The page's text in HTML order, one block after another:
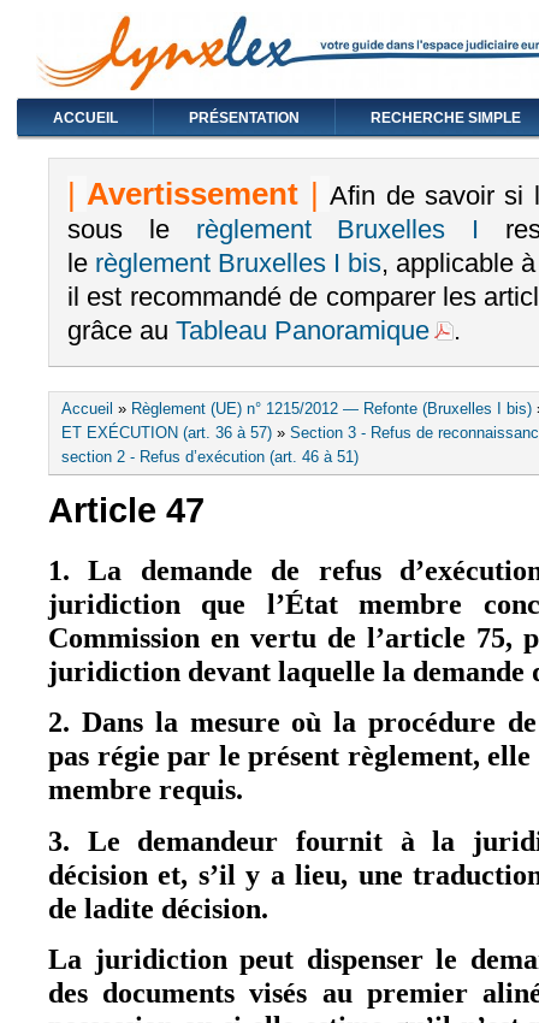
ACCUEIL PRÉSENTATION RECHERCHE SIMPLE
|Avertissement | Afin de savoir si
sous le règlement Bruxelles I
le règlement Bruxelles I bis, applicable
il est recommandé de comparer les
grâce au Tableau Panoramique .
Vous êtes ici
Accueil » Règlement (UE) n° 1215/2012 — Refonte (Bruxelles I bis)
ET EXÉCUTION (art. 36 à 57) » Section 3 - Refus de
section 2 - Refus d’exécution (art. 46 à 51)
Article 47
1. La demande de refus
juridiction que l’État membre
Commission en vertu de l’article 75,
juridiction devant laquelle la demande
2. Dans la mesure où la procédure
pas régie par le présent règlement,
membre requis.
3. Le demandeur fournit à la
décision et, s’il y a lieu, une
de ladite décision.
La juridiction peut dispenser le
des documents visés au premier